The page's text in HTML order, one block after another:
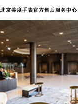
北京美度手表官方售后服务中心